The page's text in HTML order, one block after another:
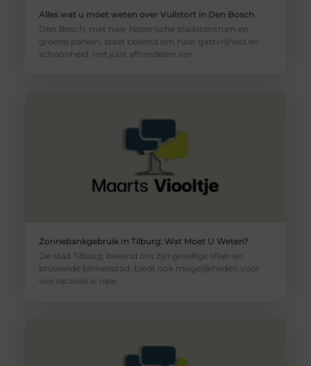
Alles wat u moet weten over Vuilstort in Den Bosch
Den Bosch, met haar historische stadscentrum en
groene parken, staat bekend om haar gastvrijheid en
schoonheid. Het juist afhandelen van
Zonnebankgebruik In Tilburg: Wat Moet U Weten?
De stad Tilburg, bekend om zijn gezellige sfeer en
bruisende binnenstad, biedt ook mogelijkheden voor
wie op zoek is naar